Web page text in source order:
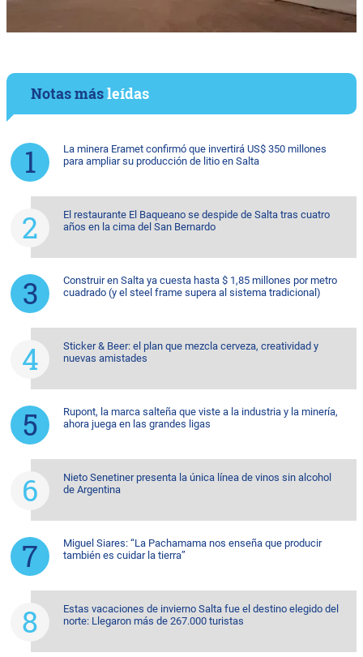
Notas másleídas
La minera Eramet confirmó que invertirá US$ 350 millones
para ampliar su producción de litio en Salta
El restaurante El Baqueano se despide de Salta tras cuatro
años en la cima del San Bernardo
Construir en Salta ya cuesta hasta $ 1,85 millones por metro
cuadrado (y el steel frame supera al sistema tradicional)
Sticker & Beer: el plan que mezcla cerveza, creatividad y
nuevas amistades
Rupont, la marca salteña que viste a la industria y la minería,
ahora juega en las grandes ligas
Nieto Senetiner presenta la única línea de vinos sin alcohol
de Argentina
Miguel Siares: “La Pachamama nos enseña que producir
también es cuidar la tierra”
Estas vacaciones de invierno Salta fue el destino elegido del
norte: Llegaron más de 267.000 turistas